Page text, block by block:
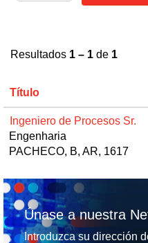
Resultados 1 – 1 de 1
Título
Ingeniero de Procesos Sr.
Engenharia
PACHECO, B, AR, 1617
Únase a nuestra
Introduzca su dirección